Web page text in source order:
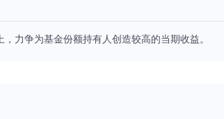
力争为基金份额持有人创造较高的当期收益。